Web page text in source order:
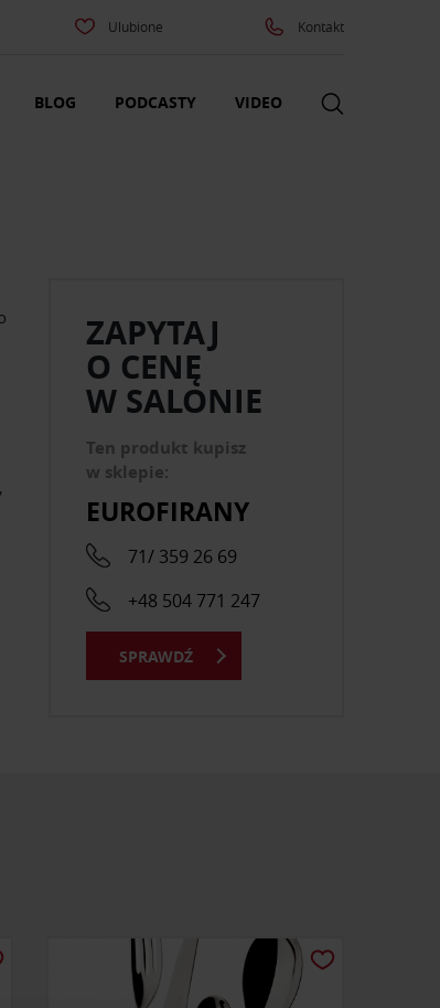
Ulubione Kontakt
BLOG PODCASTY VIDEO
ZAPYTAJ
O CENĘ
W SALONIE
Ten produkt kupisz
w sklepie:
EUROFIRANY
71/ 359 26 69
+48 504 771 247
SPRAWDŹ